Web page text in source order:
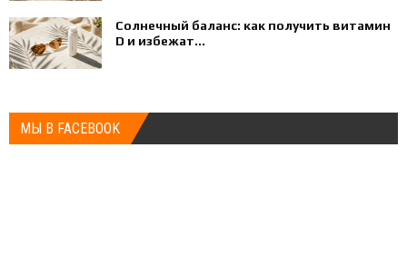
Солнечный баланс: как получить витамин
D и избежат...
МЫ В FACEBOOK